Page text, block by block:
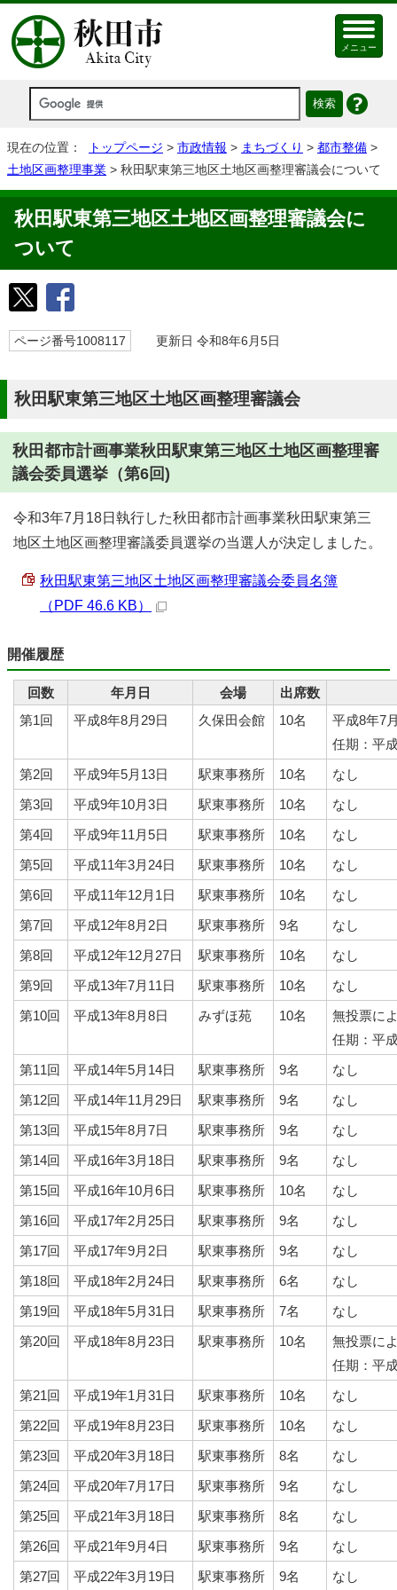
メニュー
現在の位置： トップページ > 市政情報 > まちづくり > 都市整備 >
土地区画整理事業 > 秋田駅東第三地区土地区画整理審議会について
秋田駅東第三地区土地区画整理審議会に
ついて
ページ番号1008117 更新日 令和8年6月5日
秋田駅東第三地区土地区画整理審議会
秋田都市計画事業秋田駅東第三地区土地区画整理審
議会委員選挙（第6回)
令和3年7月18日執行した秋田都市計画事業秋田駅東第三
地区土地区画整理審議委員選挙の当選人が決定しました。
秋田駅東第三地区土地区画整理審議会委員名簿
（PDF 46.6 KB）
開催履歴
回数 年月日 会場
出席数
第1回
平成8年8月29日 久保田会館 10名
平成8年7
任期：平
第2回
平成9年5月13日 駅東事務所 10名
なし
第3回
平成9年10月3日 駅東事務所 10名
なし
第4回
平成9年11月5日 駅東事務所 10名
なし
第5回
平成11年3月24日 駅東事務所 10名
なし
第6回
平成11年12月1日 駅東事務所 10名
なし
第7回
平成12年8月2日 駅東事務所 9名
なし
第8回
平成12年12月27日 駅東事務所 10名
なし
第9回
平成13年7月11日 駅東事務所 10名
なし
第10回
平成13年8月8日 みずほ苑 10名
無投票に
任期：平
第11回
平成14年5月14日 駅東事務所 9名
なし
第12回
平成14年11月29日 駅東事務所 9名
なし
第13回
平成15年8月7日 駅東事務所 9名
なし
第14回
平成16年3月18日 駅東事務所 9名
なし
第15回
平成16年10月6日 駅東事務所 10名
なし
第16回
平成17年2月25日 駅東事務所 9名
なし
第17回
平成17年9月2日 駅東事務所 9名
なし
第18回
平成18年2月24日 駅東事務所 6名
なし
第19回
平成18年5月31日 駅東事務所 7名
なし
第20回
平成18年8月23日 駅東事務所 10名
無投票に
任期：平
第21回
平成19年1月31日 駅東事務所 10名
なし
第22回
平成19年8月23日 駅東事務所 10名
なし
第23回
平成20年3月18日 駅東事務所 8名
なし
第24回
平成20年7月17日 駅東事務所 9名
なし
第25回
平成21年3月18日 駅東事務所 8名
なし
第26回
平成21年9月4日 駅東事務所 9名
なし
第27回
平成22年3月19日 駅東事務所 9名 なし